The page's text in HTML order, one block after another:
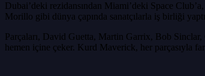
Dubai’deki rezidansından Miami’deki Space
Morillo gibi dünya çapında sanatçılarla iş birliği
Parçaları, David Guetta, Martin Garrix, Bob
hemen içine çeker. Kurd Maverick, her parçasıyla